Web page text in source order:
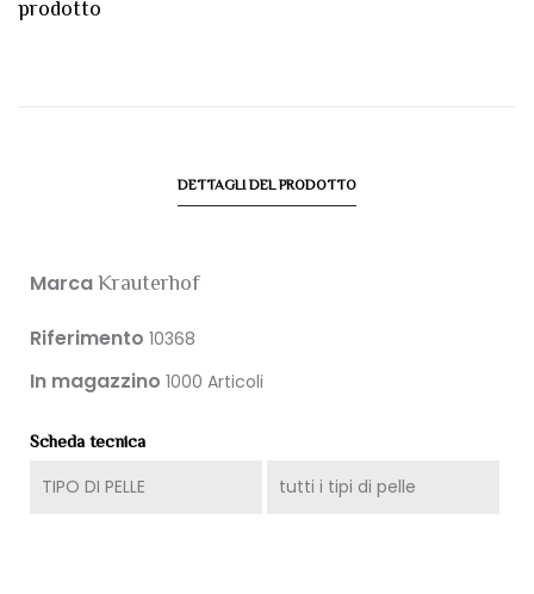
prodotto
DETTAGLI DEL PRODOTTO
Marca Krauterhof
Riferimento 10368
In magazzino 1000 Articoli
Scheda tecnica
TIPO DI PELLE tutti i tipi di pelle